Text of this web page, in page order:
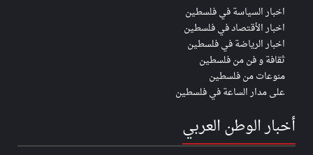
اخبار السياسة في فلسطين
اخبار الأقتصاد في فلسطين
اخبار الرياضة في فلسطين
ثقافة و فن من فلسطين
منوعات من فلسطين
على مدار الساعة في فلسطين
أخبار الوطن العربي